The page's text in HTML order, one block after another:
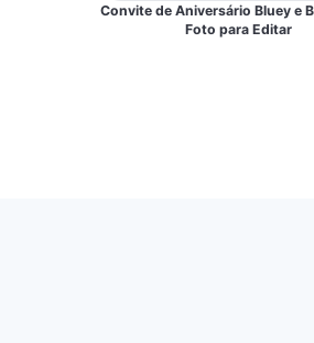
Convite de Aniversário Bluey e
Foto para Editar